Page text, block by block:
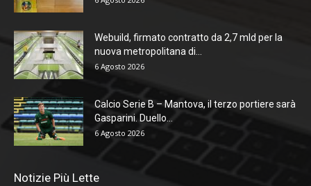
Webuild, firmato contratto da 2,7 mld per la
nuova metropolitana di...
6 Agosto 2026
Calcio Serie B – Mantova, il terzo portiere sarà
Gasparini. Duello...
6 Agosto 2026
Notizie Più Lette